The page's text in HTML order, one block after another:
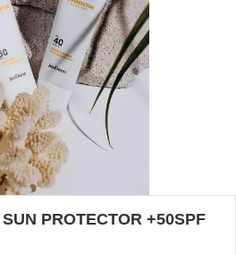
PROTECTOR +50SPF